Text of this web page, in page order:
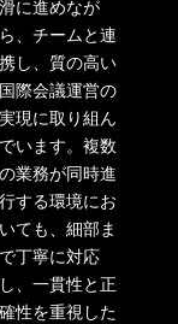
滑に進めなが
ら、チームと連
携し、質の高い
国際会議運営の
実現に取り組ん
でいます。複数
の業務が同時進
行する環境にお
いても、細部ま
で丁寧に対応
し、一貫性と正
確性を重視した